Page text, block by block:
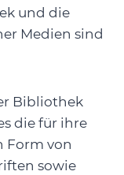
und die
Medien sind
Bibliothek
die für ihre
Form von
sowie